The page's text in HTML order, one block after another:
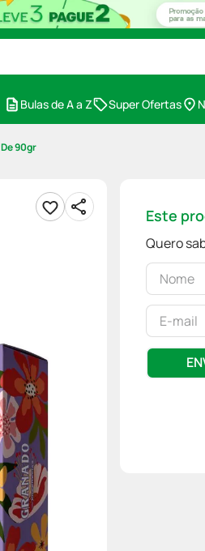
Bulas de A a Z Super Ofertas
90gr
Este
Quero